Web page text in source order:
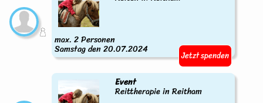
max. 2 Personen
Samstag den 20.07.2024 Jetzt spenden
Event
Reittherapie in Reitham